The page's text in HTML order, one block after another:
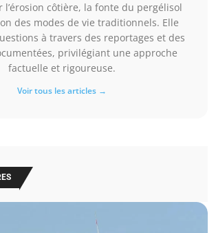
l’érosion côtière, la fonte du pergélisol
des modes de vie traditionnels. Elle
à travers des reportages et des
privilégiant une approche
factuelle et rigoureuse.
Voir tous les articles →